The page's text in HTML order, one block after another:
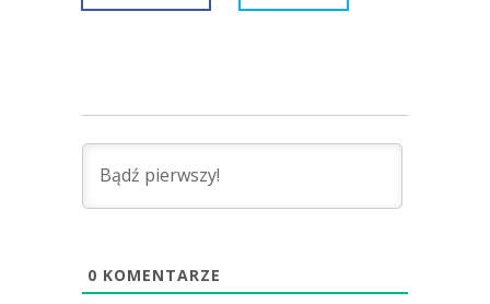
0 KOMENTARZE